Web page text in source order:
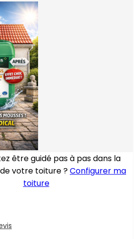
être guidé pas à pas dans la
votre toiture ?Configurer ma
toiture